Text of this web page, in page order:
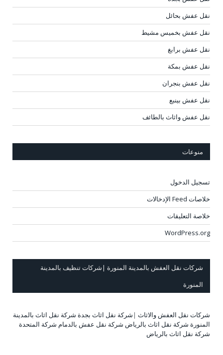
نقل عفش بحائل
نقل عفش بخميس مشيط
نقل عفش برابغ
نقل عفش بمكة
نقل عفش بنجران
نقل عفش بينبع
نقل عفش واثاث بالطائف
منوعات
تسجيل الدخول
خلاصات Feed الإدخالات
خلاصة التعليقات
WordPress.org
شركات نقل العفش بالمدينة المنورة |شركات تنظيف بالمدينة
المنورة
شركات نقل العفش والاثاث | شركة نقل اثاث بجدة شركة نقل اثاث بالمدينة
المنورة شركة نقل اثاث بالرياض شركة نقل عفش بالدمام شركة المتحدة
شركة نقل اثاث بالرياض